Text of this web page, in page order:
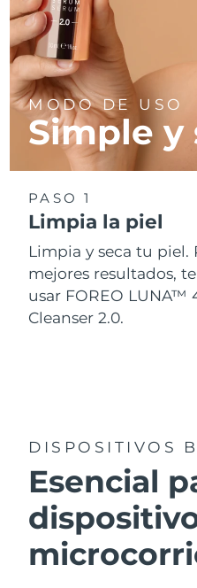
MODO DE USO
Simple
PASO 1
Limpia la piel
Limpia y seca tu piel.
mejores resultados,
usar FOREO LUNA™
Cleanser 2.0.
DISPOSITIVOS
Esencial
Turquía
Emiratos Árabes
Unidos
Reino Unido
Estados Unidos
Uzbekistán
Vietnam